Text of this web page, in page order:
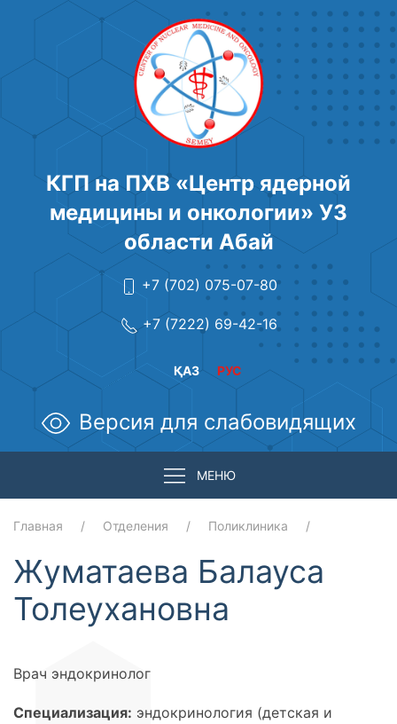
КГП на ПХВ «Центр ядерной
медицины и онкологии» УЗ
области Абай
+7 (702) 075-07-80
+7 (7222) 69-42-16
РУС
ҚАЗ
Версия для слабовидящих
МЕНЮ
Главная Отделения Поликлиника
Жуматаева Балауса
Толеухановна
Врач эндокринолог
Специализация: эндокринология (детская и